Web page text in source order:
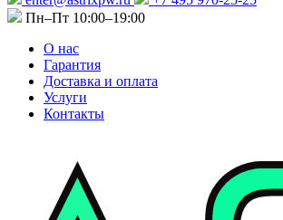
Пн–Пт 10:00–19:00
О нас
Гарантия
Доставка и оплата
Услуги
Контакты